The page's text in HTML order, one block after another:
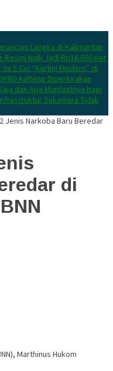
Langka di Kalimantan
Naik Jadi Rp16.650 per
5 Ciri “Kartini Modern” di
Kalteng Diperkirakan
dan Apa Manfaatnya bagi
Sukamara Tidak
Jenis Narkoba Baru Beredar
di
Marthinus Hukom